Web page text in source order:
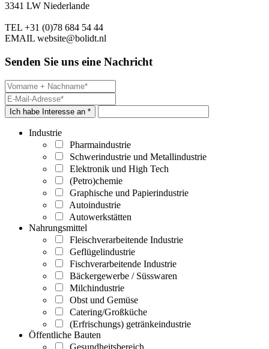
3341 LW Niederlande
TEL +31 (0)78 684 54 44
EMAIL website@bolidt.nl
Senden Sie uns eine Nachricht
Ich habe Interesse an *
Industrie
Pharmaindustrie
Schwerindustrie und Metallindustrie
Elektronik und High Tech
(Petro)chemie
Graphische und Papierindustrie
Autoindustrie
Autowerkstätten
Nahrungsmittel
Fleischverarbeitende Industrie
Geflügelindustrie
Fischverarbeitende Industrie
Bäckergewerbe / Süsswaren
Milchindustrie
Obst und Gemüse
Catering/Großküche
(Erfrischungs) getränkeindustrie
Öffentliche Bauten
Gesundheitsbereich